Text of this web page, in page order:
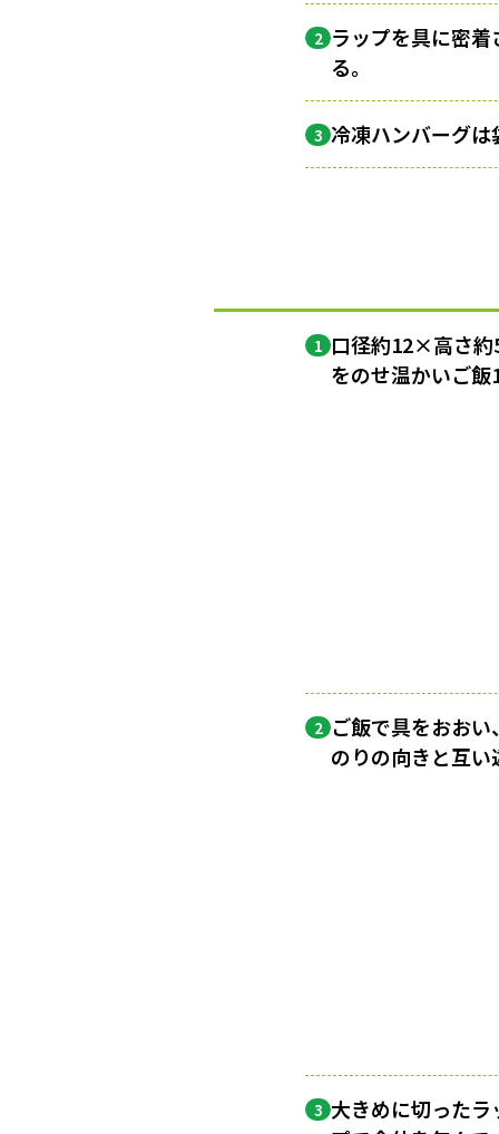
2 ラップを具に密
る。
3 冷凍ハンバーグは
1 口径約12×高さ約
をのせ温かいご飯
2 ご飯で具をおお
のりの向きと互い
3 大きめに切った